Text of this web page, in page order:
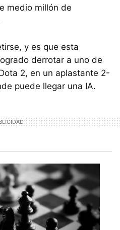
medio millón de
y es que esta
derrotar a uno de
2, en un aplastante 2-
puede llegar una IA.